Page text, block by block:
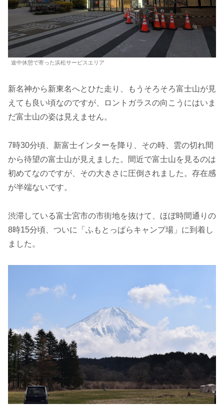
途中休憩で寄った浜松サービスエリア
新名神から新東名へとひた走り、もうそろそろ富士山が見
えても良い頃なのですが、ロントガラスの向こうにはいま
だ富士山の姿は見えません。
7時30分頃、新富士インターを降り、その時、雲の切れ間
から待望の富士山が見えました。間近で富士山を見るのは
初めてなのですが、その大きさに圧倒されました。存在感
が半端ないです。
渋滞している富士宮市の市街地を抜けて、ほぼ時間通りの
8時15分頃、ついに「ふもとっぱらキャンプ場」に到着し
ました。